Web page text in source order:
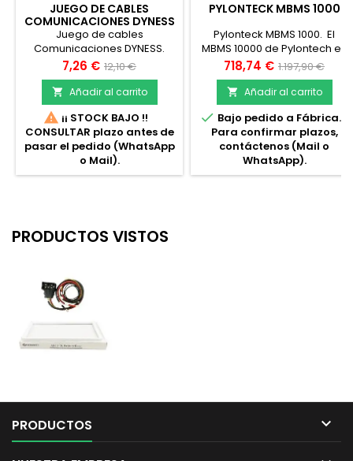
JUEGO DE CABLES
COMUNICACIONES DYNESS
Juego de cables
Comunicaciones DYNESS.
Cables de comunicaciones
Kit D
Precio
7,26 € Precio
base
12,10 €
 Añadir al carrito
 ¡¡ STOCK BAJO !!
CONSULTAR plazo antes de
pasar el pedido (WhatsApp
o Mail).
PYLONTECK MBMS 1000
Pylonteck MBMS 1000. El
MBMS 10000 de Pylontech es
un master para paralelizar
los BMS necesarios para la
conexión de las baterías de
litio de alto voltaje al inversor.
Master BMS para montaje de
más de 1 Powercube.
Precio
718,74 € Precio
base
1.197,90 €
 Añadir al carrito
 Bajo pedido a Fábrica.
Para confirmar plazos,
contáctenos (Mail o
WhatsApp).
PRODUCTOS VISTOS
PRODUCTOS 